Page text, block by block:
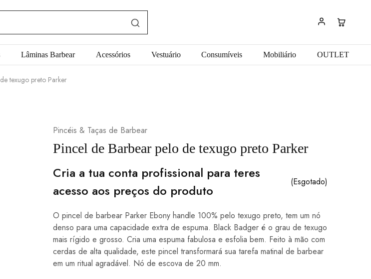
Lâminas Barbear Acessórios Vestuário Consumíveis Mobiliário OUTLET
texugo preto Parker
Pincéis & Taças de Barbear
Pincel de Barbear pelo de texugo preto Parker
Cria a tua conta profissional para teres
acesso aos preços do produto
(Esgotado)
O pincel de barbear Parker Ebony handle 100% pelo texugo preto, tem um nó
denso para uma capacidade extra de espuma. Black Badger é o grau de texugo
mais rígido e grosso. Cria uma espuma fabulosa e esfolia bem. Feito à mão com
cerdas de alta qualidade, este pincel transformará sua tarefa matinal de barbear
em um ritual agradável. Nó de escova de 20 mm.